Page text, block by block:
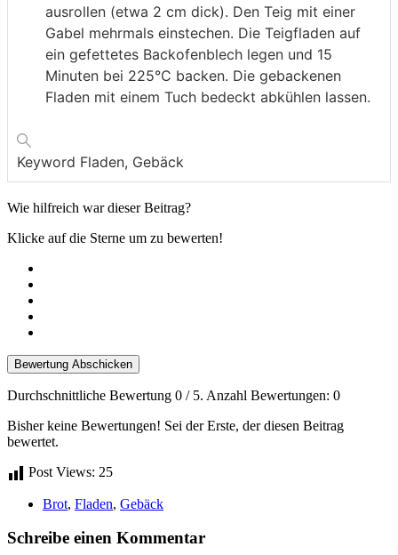
ausrollen (etwa 2 cm dick). Den Teig mit einer
Gabel mehrmals einstechen. Die Teigfladen auf
ein gefettetes Backofenblech legen und 15
Minuten bei 225°C backen. Die gebackenen
Fladen mit einem Tuch bedeckt abkühlen lassen.
Keyword Fladen, Gebäck
Wie hilfreich war dieser Beitrag?
Klicke auf die Sterne um zu bewerten!
Bewertung Abschicken
Durchschnittliche Bewertung 0 / 5. Anzahl Bewertungen: 0
Bisher keine Bewertungen! Sei der Erste, der diesen Beitrag
bewertet.
Post Views: 25
Brot, Fladen, Gebäck
Schreibe einen Kommentar